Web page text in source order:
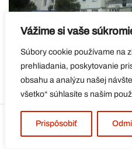
Vážime si vaše
Súbory cookie používame na
prehliadania, poskytovanie
obsahu a analýzu našej
všetko“ súhlasíte s naším
Prispôsobiť